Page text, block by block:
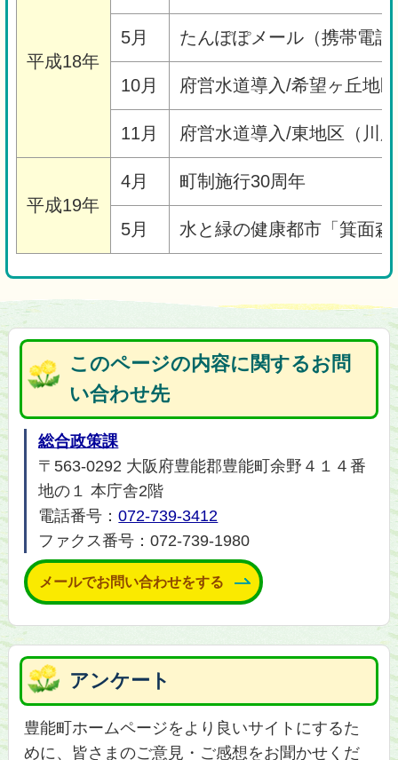
平成18年
5月 たんぽぽメール（携帯電
10月 府営水道導入/希望ヶ丘地区
11月 府営水道導入/東地区（川
平成19年
4月 町制施行30周年
5月 水と緑の健康都市「箕面
このページの内容に関するお問
い合わせ先
総合政策課
〒563-0292 大阪府豊能郡豊能町余野４１４番
地の１ 本庁舎2階
電話番号：072-739-3412
ファクス番号：072-739-1980
メールでお問い合わせをする
アンケート
豊能町ホームページをより良いサイトにするた
めに、皆さまのご意見・ご感想をお聞かせくだ